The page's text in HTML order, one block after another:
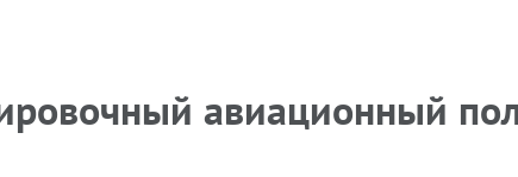
авиационный